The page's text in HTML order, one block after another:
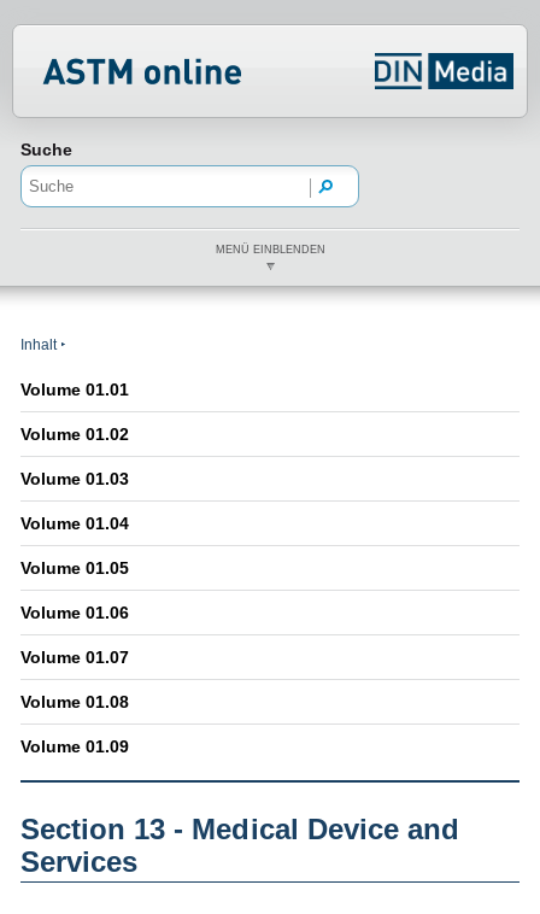
Suche
MENÜ EINBLENDEN
Inhalt
Volume 01.01
Volume 01.02
Volume 01.03
Volume 01.04
Volume 01.05
Volume 01.06
Volume 01.07
Volume 01.08
Volume 01.09
Section 13 - Medical Device and
Services